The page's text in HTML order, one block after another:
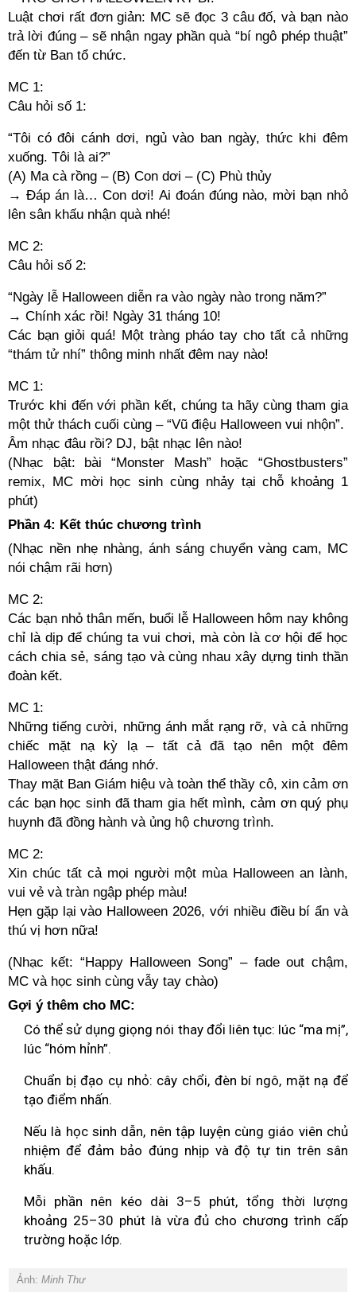
Luật chơi rất đơn giản: MC sẽ đọc 3 câu đố, và bạn nào
trả lời đúng – sẽ nhận ngay phần quà “bí ngô phép thuật”
đến từ Ban tổ chức.
MC 1:
Câu hỏi số 1:
“Tôi có đôi cánh dơi, ngủ vào ban ngày, thức khi đêm
xuống. Tôi là ai?”
(A) Ma cà rồng – (B) Con dơi – (C) Phù thủy
→ Đáp án là… Con dơi! Ai đoán đúng nào, mời bạn nhỏ
lên sân khấu nhận quà nhé!
MC 2:
Câu hỏi số 2:
“Ngày lễ Halloween diễn ra vào ngày nào trong năm?”
→ Chính xác rồi! Ngày 31 tháng 10!
Các bạn giỏi quá! Một tràng pháo tay cho tất cả những
“thám tử nhí” thông minh nhất đêm nay nào!
MC 1:
Trước khi đến với phần kết, chúng ta hãy cùng tham gia
một thử thách cuối cùng – “Vũ điệu Halloween vui nhộn”.
Âm nhạc đâu rồi? DJ, bật nhạc lên nào!
(Nhạc bật: bài “Monster Mash” hoặc “Ghostbusters”
remix, MC mời học sinh cùng nhảy tại chỗ khoảng 1
phút)
Phần 4: Kết thúc chương trình
(Nhạc nền nhẹ nhàng, ánh sáng chuyển vàng cam, MC
nói chậm rãi hơn)
MC 2:
Các bạn nhỏ thân mến, buổi lễ Halloween hôm nay không
chỉ là dịp để chúng ta vui chơi, mà còn là cơ hội để học
cách chia sẻ, sáng tạo và cùng nhau xây dựng tinh thần
đoàn kết.
MC 1:
Những tiếng cười, những ánh mắt rạng rỡ, và cả những
chiếc mặt nạ kỳ lạ – tất cả đã tạo nên một đêm
Halloween thật đáng nhớ.
Thay mặt Ban Giám hiệu và toàn thể thầy cô, xin cảm ơn
các bạn học sinh đã tham gia hết mình, cảm ơn quý phụ
huynh đã đồng hành và ủng hộ chương trình.
MC 2:
Xin chúc tất cả mọi người một mùa Halloween an lành,
vui vẻ và tràn ngập phép màu!
Hẹn gặp lại vào Halloween 2026, với nhiều điều bí ẩn và
thú vị hơn nữa!
(Nhạc kết: “Happy Halloween Song” – fade out chậm,
MC và học sinh cùng vẫy tay chào)
Gợi ý thêm cho MC:
Có thể sử dụng giọng nói thay đổi liên tục: lúc “ma mị”,
lúc “hóm hỉnh”.
Chuẩn bị đạo cụ nhỏ: cây chổi, đèn bí ngô, mặt nạ để
tạo điểm nhấn.
Nếu là học sinh dẫn, nên tập luyện cùng giáo viên chủ
nhiệm để đảm bảo đúng nhịp và độ tự tin trên sân
khấu.
Mỗi phần nên kéo dài 3–5 phút, tổng thời lượng
khoảng 25–30 phút là vừa đủ cho chương trình cấp
trường hoặc lớp.
Ảnh: Minh Thư